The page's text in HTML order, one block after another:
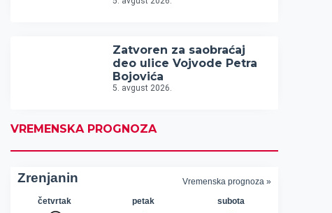
Zatvoren za saobraćaj
deo ulice Vojvode Petra
Bojovića
5. avgust 2026.
VREMENSKA PROGNOZA